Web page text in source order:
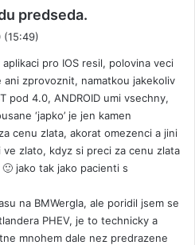
predseda.
s
a
l
:
(15:49)
aplikaci pro IOS resil, polovina veci
ani zprovoznit, namatkou jakekoliv
pod 4.0, ANDROID umi vsechny,
‘japko’ je jen kamen
cenu zlata, akorat omezenci a jini
ve zlato, kdyz si preci za cenu zlata
jako tak jako pacienti s
na BMWergla, ale poridil jsem se
PHEV, je to technicky a
mnohem dale nez predrazene